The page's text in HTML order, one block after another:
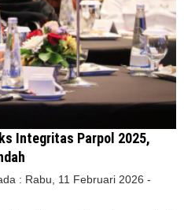
Integritas Parpol 2025,
: Rabu, 11 Februari 2026 -